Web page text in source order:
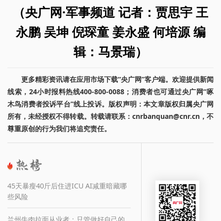
（央广网·军事频道 记者：贾思宇 王
永鹏 吴坤 倪琛童 姜永盛 何培源 编
辑：马景瑞）
更多精彩资讯请在应用市场下载“央广网”客户端。欢迎提供新闻
线索，24小时报料热线400-800-0088；消费者也可通过央广网“啄
木鸟消费者投诉平台”线上投诉。版权声明：本文章版权归属央广网
所有，未经授权不得转载。转载请联系：cnrbanquan@cnr.cn，不
尊重原创的行为我们将追究责任。
45天暴瘦40斤后住进ICU AI减重暗藏哪
些风险